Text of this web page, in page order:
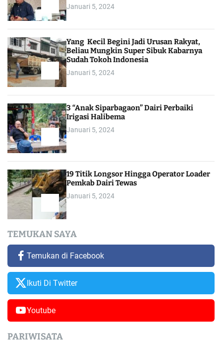
Januari 5, 2024
Yang Kecil Begini Jadi Urusan Rakyat,
Beliau Mungkin Super Sibuk Kabarnya
Sudah Tokoh Indonesia
Januari 5, 2024
3 “Anak Siparbagaon” Dairi Perbaiki
Irigasi Halibema
Januari 5, 2024
19 Titik Longsor Hingga Operator Loader
Pemkab Dairi Tewas
Januari 5, 2024
TEMUKAN SAYA
Temukan di Facebook
Ikuti Di Twitter
Youtube
PARIWISATA